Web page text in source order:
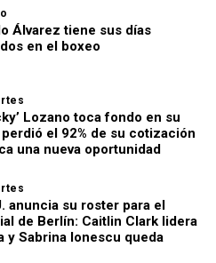
Álvarez tiene sus días
en el boxeo
Lozano toca fondo en su
el 92% de su cotización
una nueva oportunidad
anuncia su roster para el
de Berlín: Caitlin Clark lidera
y Sabrina Ionescu queda